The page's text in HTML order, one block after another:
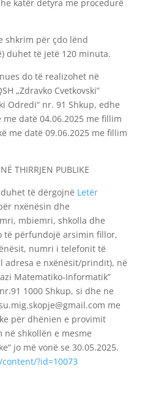
katër detyra me procedurë
shkrim për çdo lënd
duhet të jetë 120 minuta.
do të realizohet në
„Zdravko Cvetkovski”
Odredi“ nr. 91 Shkup, edhe
datë 04.06.2025 me fillim
me datë 09.06.2025 me fillim
THIRRJEN PUBLIKE
të dërgojnë Letër
nxënësin dhe
mbiemri, shkolla dhe
të përfundojë arsimin fillor,
numri i telefonit të
adresa e nxënësit/prindit), në
Matematiko-Informatik”
1000 Shkup, si dhe ne
me
për dhënien e provimit
shkollën e mesme
jo më vonë se 30.05.2025.
?id=10073